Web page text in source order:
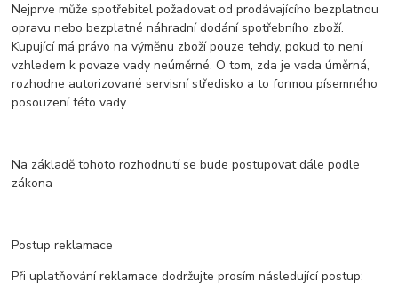
Nejprve může spotřebitel požadovat od prodávajícího bezplatnou
opravu nebo bezplatné náhradní dodání spotřebního zboží.
Kupující má právo na výměnu zboží pouze tehdy, pokud to není
vzhledem k povaze vady neúměrné. O tom, zda je vada úměrná,
rozhodne autorizované servisní středisko a to formou písemného
posouzení této vady.
Na základě tohoto rozhodnutí se bude postupovat dále podle
zákona
Postup reklamace
Při uplatňování reklamace dodržujte prosím následující postup: